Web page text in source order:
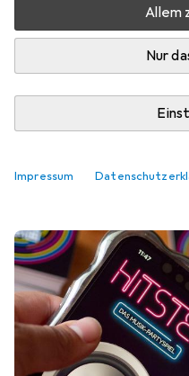
Allem
Nur
Impressum
Top bewertete